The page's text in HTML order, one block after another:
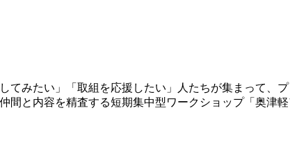
みたい」「取組を応援したい」人たちが集まって、
間と内容を精査する短期集中型ワークショップ「奥津